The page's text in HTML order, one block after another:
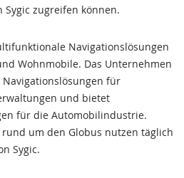
zugreifen können.
Navigationslösungen
Wohnmobile. Das Unternehmen
für
und bietet
für die Automobilindustrie.
um den Globus nutzen täglich
Sygic.